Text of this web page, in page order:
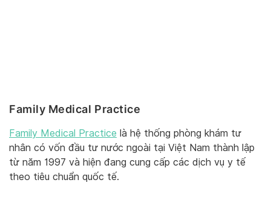
Family Medical Practice
Family Medical Practice là hệ thống phòng khám tư
nhân có vốn đầu tư nước ngoài tại Việt Nam thành lập
từ năm 1997 và hiện đang cung cấp các dịch vụ y tế
theo tiêu chuẩn quốc tế.